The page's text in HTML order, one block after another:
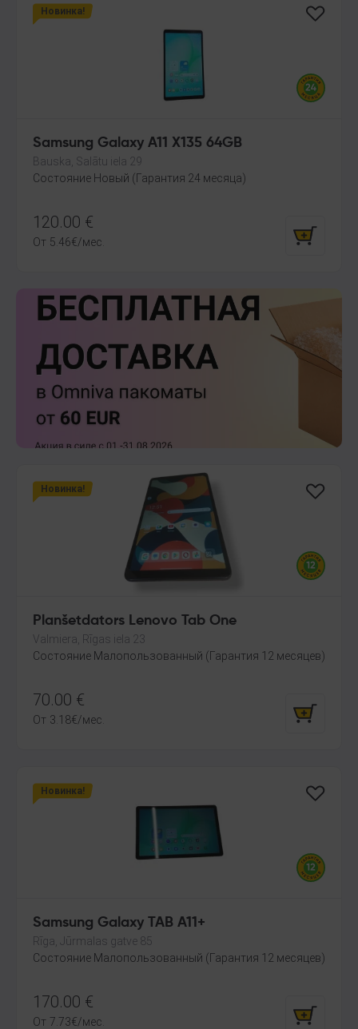
Новинка!
Samsung Galaxy A11 X135 64GB
Bauska, Salātu iela 29
Состояние Новый (Гарантия 24 месяца)
120.00 €
От 5.46€/мес.
Новинка!
Planšetdators Lenovo Tab One
Valmiera, Rīgas iela 23
Состояние Малопользованный (Гарантия 12 месяцев)
70.00 €
От 3.18€/мес.
Новинка!
Samsung Galaxy TAB A11+
Rīga, Jūrmalas gatve 85
Состояние Малопользованный (Гарантия 12 месяцев)
170.00 €
От 7.73€/мес.